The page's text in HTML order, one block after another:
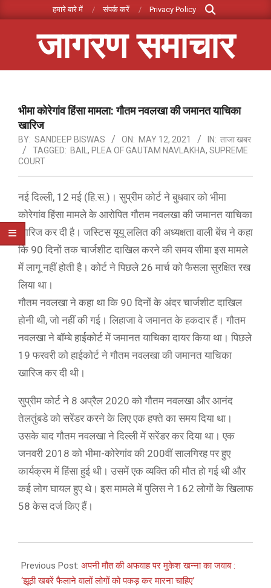
to
हमारे बारे में संपर्क करें Privacy Policy
Search
जागरण समाचार
Menuभीमा कोरेगांव हिंसा मामला: गौतम नवलखा की जमानत याचिका
खारिज
BY: SANDEEP BISWAS ON: MAY 12, 2021 IN: ताजा खबर
TAGGED: BAIL , PLEA OF GAUTAM NAVLAKHA, SUPREME
COURT
नई दिल्ली, 12 मई (हि.स.)। सुप्रीम कोर्ट ने बुधवार को भीमा
कोरेगांव हिंसा मामले के आरोपित गौतम नवलखा की जमानत याचिका
खारिज कर दी है। जस्टिस यूयू ललित की अध्यक्षता वाली बेंच ने कहा
कि 90 दिनों तक चार्जशीट दाखिल करने की समय सीमा इस मामले
में लागू नहीं होती है। कोर्ट ने पिछले 26 मार्च को फैसला सुरक्षित रख
लिया था।
गौतम नवलखा ने कहा था कि 90 दिनों के अंदर चार्जशीट दाखिल
होनी थी, जो नहीं की गई। लिहाजा वे जमानत के हकदार हैं। गौतम
नवलखा ने बॉम्बे हाईकोर्ट में जमानत याचिका दायर किया था। पिछले
19 फरवरी को हाईकोर्ट ने गौतम नवलखा की जमानत याचिका
खारिज कर दी थी।
सुप्रीम कोर्ट ने 8 अप्रैल 2020 को गौतम नवलखा और आनंद
तेलतुंबडे को सरेंडर करने के लिए एक हफ्ते का समय दिया था।
उसके बाद गौतम नवलखा ने दिल्ली में सरेंडर कर दिया था। एक
जनवरी 2018 को भीमा-कोरेगांव की 200वीं सालगिरह पर हुए
कार्यक्रम में हिंसा हुई थी। उसमें एक व्यक्ति की मौत हो गई थी और
कई लोग घायल हुए थे। इस मामले में पुलिस ने 162 लोगों के खिलाफ
58 केस दर्ज किए हैं।
05-
12
Previous Post: अपनी मौत की अफवाह पर मुकेश खन्ना का जवाब :
‘झूठी खबरें फैलाने वालों लोगों को पकड़ कर मारना चाहिए’